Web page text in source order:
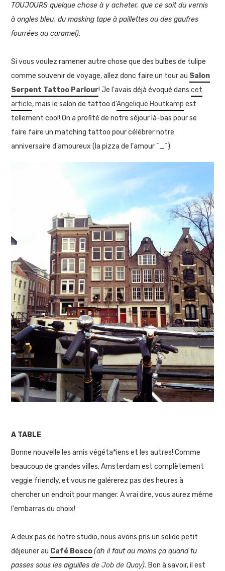
TOUJOURS quelque chose à y acheter, que ce soit du vernis
à ongles bleu, du masking tape à paillettes ou des gaufres
fourrées au caramel).
Si vous voulez ramener autre chose que des bulbes de tulipe
comme souvenir de voyage, allez donc faire un tour au Salon
Serpent Tattoo Parlour! Je l'avais déjà évoqué danscet
article, mais le salon de tattoo d'Angelique Houtkamp est
tellement cool! On a profité de notre séjour là-bas pour se
faire faire un matching tattoo pour célébrer notre
anniversaire d'amoureux (la pizza de l'amour ^_^)
A TABLE
Bonne nouvelle les amis végéta*iens et les autres! Comme
beaucoup de grandes villes, Amsterdam est complètement
veggie friendly, et vous ne galérerez pas des heures à
chercher un endroit pour manger. A vrai dire, vous aurez même
l'embarras du choix!
A deux pas de notre studio, nous avons pris un solide petit
déjeuner au Café Bosco (ah il faut au moins ça quand tu
passes sous les aiguilles deJob de Quay). Bon à savoir, il est